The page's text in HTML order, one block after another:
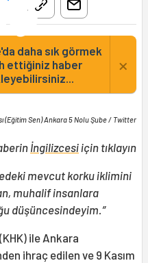
daha sık görmek
ettiğiniz haber
×
(Eğitim Sen) Ankara 5 Nolu Şube / Twitter
İngilizcesiiçin tıklayın
mevcut korku iklimini
muhalif insanlara
düşüncesindeyim.”
ile Ankara
ihraç edilen ve 9 Kasım